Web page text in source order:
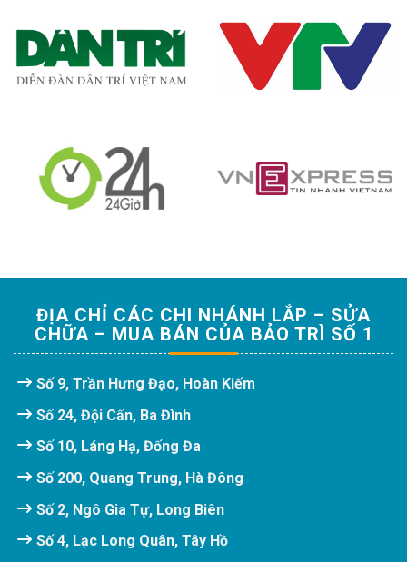
ĐỊA CHỈ CÁC CHI NHÁNH LẮP – SỬA
CHỮA – MUA BÁN CỦA BẢO TRÌ SỐ 1
Số 9, Trần Hưng Đạo, Hoàn Kiếm
Số 24, Đội Cấn, Ba Đình
Số 10, Láng Hạ, Đống Đa
Số 200, Quang Trung, Hà Đông
Số 2, Ngô Gia Tự, Long Biên
Số 4, Lạc Long Quân, Tây Hồ